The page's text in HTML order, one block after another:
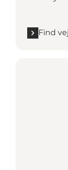
Find vej